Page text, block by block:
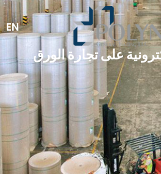
EN
على تجارة الورق